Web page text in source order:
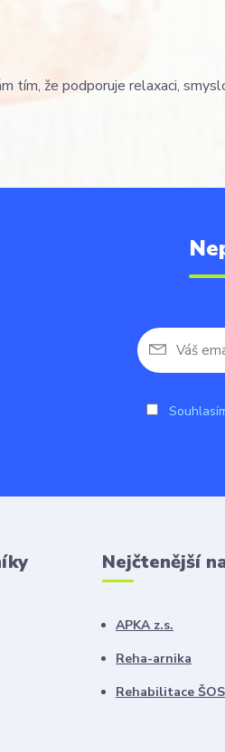
tím, že podporuje relaxaci,
Nejčtenější
APKA z.s.
Reha-arnika
Rehabilitace ŠOS